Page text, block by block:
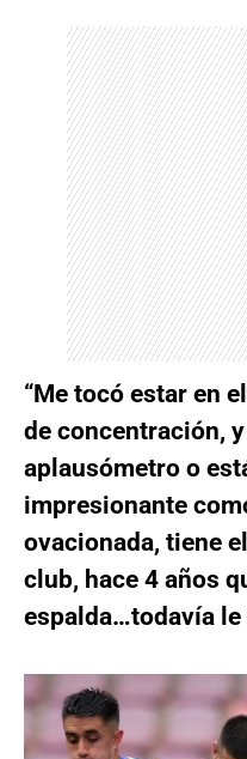
“Me tocó estar en
de concentración,
aplausómetro o
impresionante
ovacionada, tiene
club, hace 4 años
espalda…todavía le